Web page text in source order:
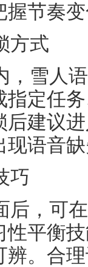
握节奏
方式
，雪人
定任
后建议
现语音
巧
后，可
平衡
。合